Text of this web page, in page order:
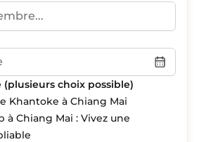
choix possible)
Khantoke à Chiang Mai
à Chiang Mai : Vivez une